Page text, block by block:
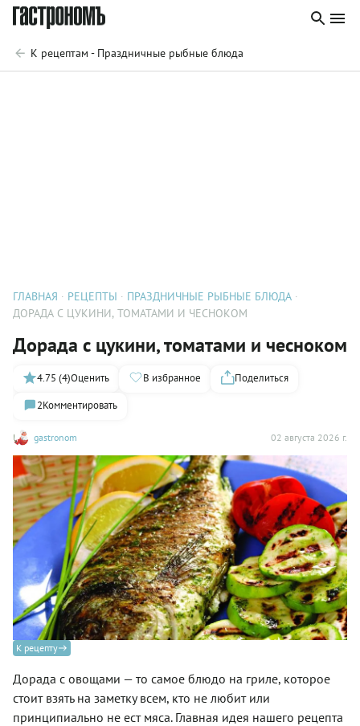
К рецептам - Праздничные рыбные блюда
ГЛАВНАЯ РЕЦЕПТЫ
ПРАЗДНИЧНЫЕ РЫБНЫЕ БЛЮДА
ДОРАДА С ЦУКИНИ, ТОМАТАМИ И ЧЕСНОКОМ
Дорада с цукини, томатами и чесноком
gastronom 02 августа 2026 г.
4.75 (4)Оценить В избранное
Поделиться
2Комментировать
К рецепту
Дорада с овощами — то самое блюдо на гриле, которое
стоит взять на заметку всем, кто не любит или
принципиально не ест мяса. Главная идея нашего рецепта